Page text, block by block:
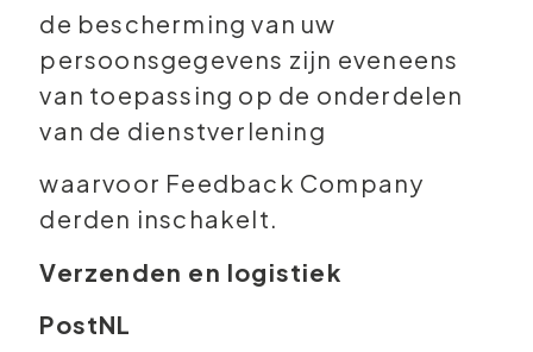
de bescherming van uw
persoonsgegevens zijn eveneens
van toepassing op de onderdelen
van de dienstverlening
waarvoor Feedback Company
derden inschakelt.
Verzenden en logistiek
PostNL